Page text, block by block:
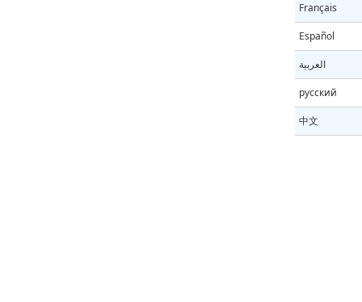
Français
Español
العربية
русский
中文